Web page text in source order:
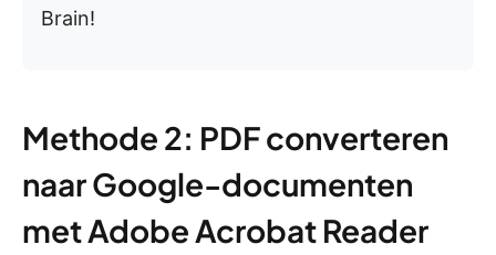
Brain!
Methode 2: PDF converteren
naar Google-documenten
met Adobe Acrobat Reader